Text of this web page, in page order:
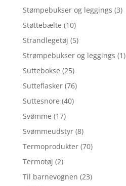
Stømpebukser og leggings (3)
Støttebælte (10)
Strandlegetøj (5)
Strømpebukser og leggings (1)
Suttebokse (25)
Sutteflasker (76)
Suttesnore (40)
Svømme (17)
Svømmeudstyr (8)
Termoprodukter (70)
Termotøj (2)
Til barnevognen (23)